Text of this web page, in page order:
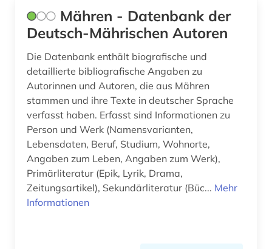
nationalsozialistischer verbrecher (1)
naturwissenschaften (1)
naturwissenschaftler (1)
neuseeland (1)
neuzeit (1)
niederlande (8)
niederlandistik (1)
niedersachsen (1)
Mähren - Datenbank der
Deutsch-Mährischen Autoren
Die Datenbank enthält biografische und
detaillierte bibliografische Angaben zu
Autorinnen und Autoren, die aus Mähren
stammen und ihre Texte in deutscher Sprache
verfasst haben. Erfasst sind Informationen zu
Person und Werk (Namensvarianten,
Lebensdaten, Beruf, Studium, Wohnorte,
Angaben zum Leben, Angaben zum Werk),
Primärliteratur (Epik, Lyrik, Drama,
Zeitungsartikel), Sekundärliteratur (Büc... Mehr
Informationen